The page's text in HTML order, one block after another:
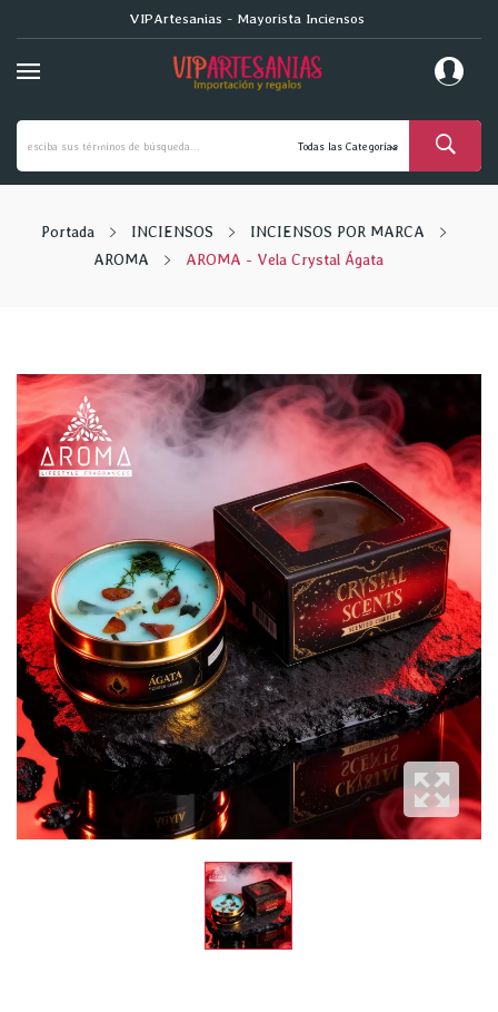
VIPArtesanias - Mayorista Inciensos
Portada INCIENSOS
INCIENSOS POR MARCA
AROMA
AROMA - Vela Crystal Ágata